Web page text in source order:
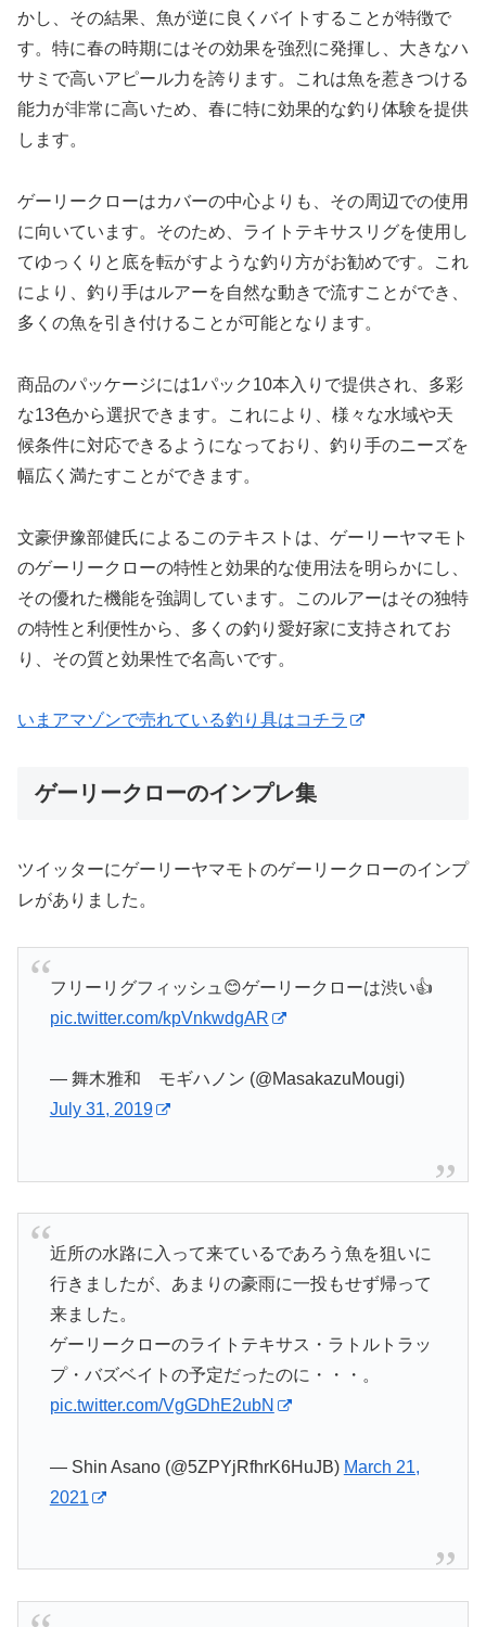
かし、その結果、魚が逆に良くバイトすることが特徴で
す。特に春の時期にはその効果を強烈に発揮し、大きなハ
サミで高いアピール力を誇ります。これは魚を惹きつける
能力が非常に高いため、春に特に効果的な釣り体験を提供
します。
ゲーリークローはカバーの中心よりも、その周辺での使用
に向いています。そのため、ライトテキサスリグを使用し
てゆっくりと底を転がすような釣り方がお勧めです。これ
により、釣り手はルアーを自然な動きで流すことができ、
多くの魚を引き付けることが可能となります。
商品のパッケージには1パック10本入りで提供され、多彩
な13色から選択できます。これにより、様々な水域や天
候条件に対応できるようになっており、釣り手のニーズを
幅広く満たすことができます。
文豪伊豫部健氏によるこのテキストは、ゲーリーヤマモト
のゲーリークローの特性と効果的な使用法を明らかにし、
その優れた機能を強調しています。このルアーはその独特
の特性と利便性から、多くの釣り愛好家に支持されてお
り、その質と効果性で名高いです。
いまアマゾンで売れている釣り具はコチラ
ゲーリークローのインプレ集
ツイッターにゲーリーヤマモトのゲーリークローのインプ
レがありました。
フリーリグフィッシュ😊ゲーリークローは渋い👍️
pic.twitter.com/kpVnkwdgAR
— 舞木雅和 モギハノン (@MasakazuMougi)
July 31, 2019
近所の水路に入って来ているであろう魚を狙いに
行きましたが、あまりの豪雨に一投もせず帰って
来ました。
ゲーリークローのライトテキサス・ラトルトラッ
プ・バズベイトの予定だったのに・・・。
pic.twitter.com/VgGDhE2ubN
— Shin Asano (@5ZPYjRfhrK6HuJB) March 21,
2021